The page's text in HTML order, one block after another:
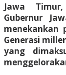
Jawa
Gubernur
menekankan
Generasi
yang